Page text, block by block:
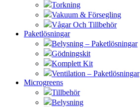
Torkning
Vakuum & Försegling
Vågar Och Tillbehör
Paketlösningar
Belysning – Paketlösningar
Gödningskit
Komplett Kit
Ventilation – Paketlösningar
Microgreens
Tillbehör
Belysning